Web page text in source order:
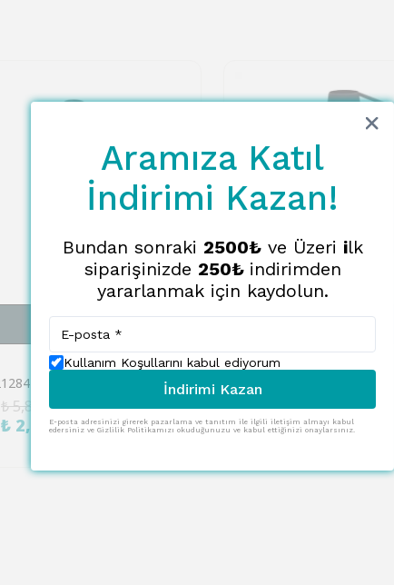
Eglo 421284 "FANAMBANA" 45 Cm Yüksekliğinde Gri Metal Vazo
₺ 5,876.00
₺ 2,351.00
EGLO
%70
₺ 7,307.00
₺ 2,193.00
Aramıza Katıl
İndirimi Kazan!
Bundan sonraki 2500₺ve Üzeri ilk
siparişinizde 250₺ indirimden
yararlanmak için kaydolun.
Kullanım Koşullarını kabul ediyorum
İndirimi Kazan
E-posta adresinizi girerek pazarlama ve tanıtım ile ilgili iletişim almayı kabul
edersiniz ve Gizlilik Politikamızı okuduğunuzu ve kabul ettiğinizi onaylarsınız.